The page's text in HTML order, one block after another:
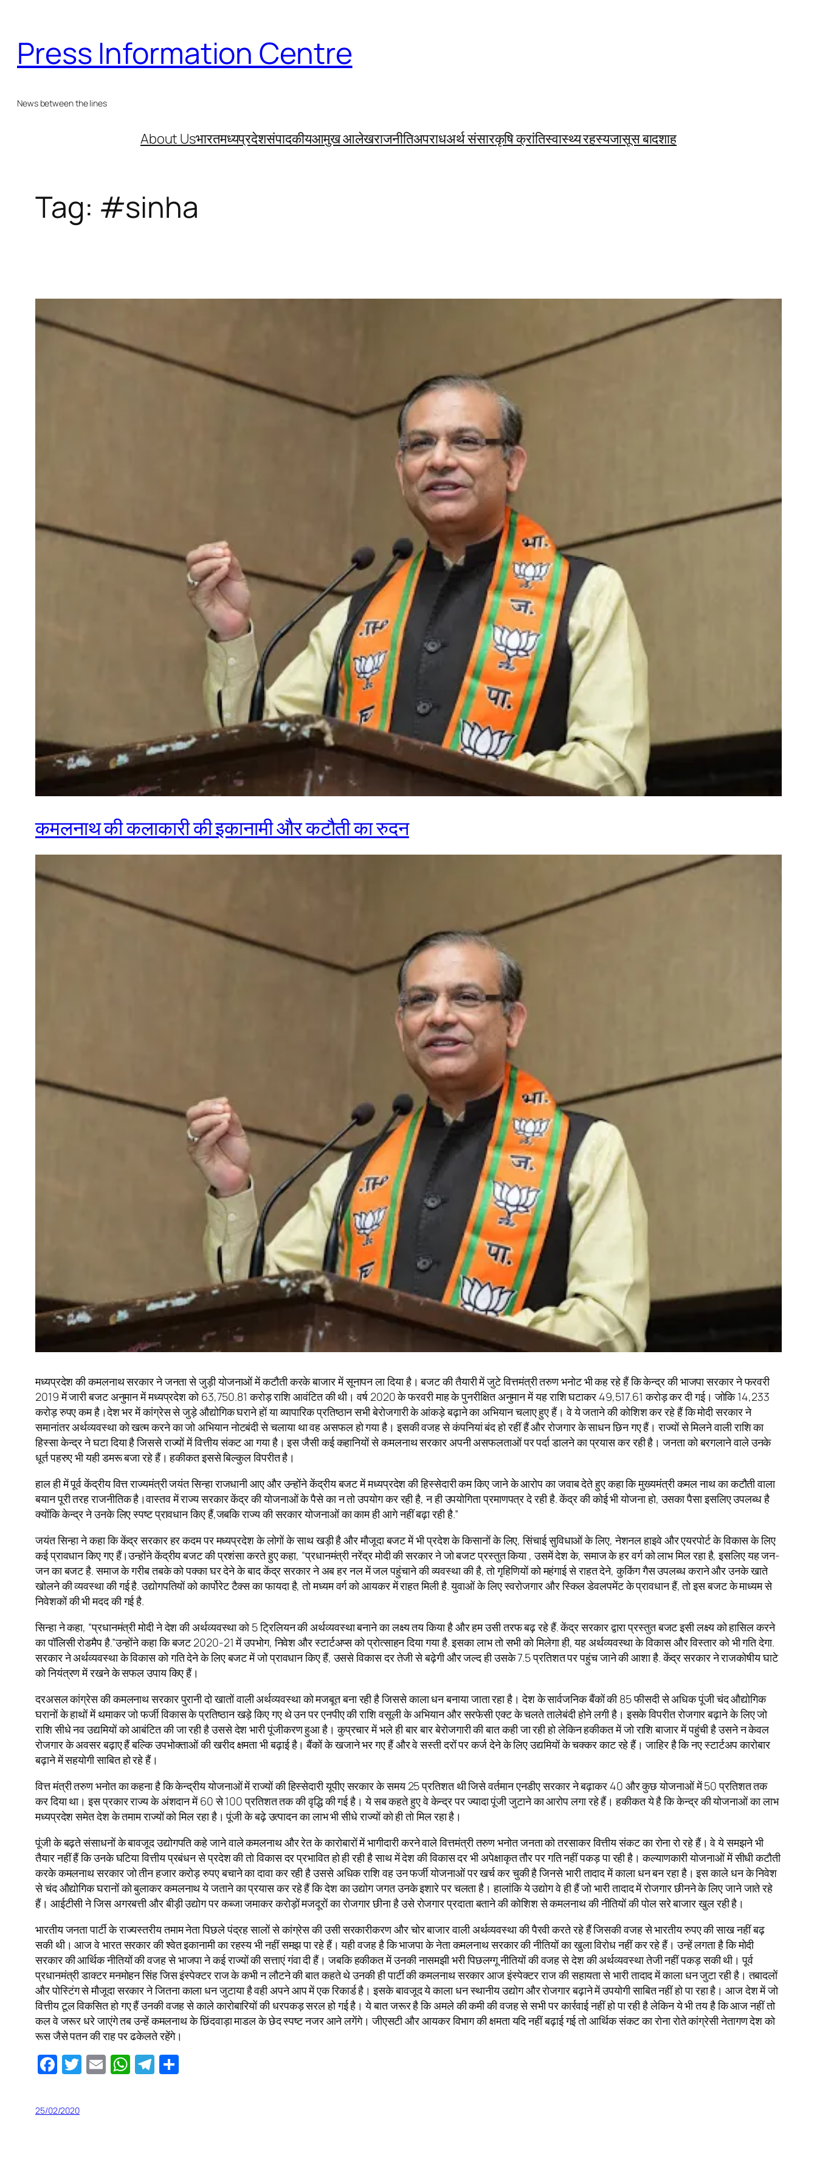
content
Press Information Centre
News between the lines
About Usभारतमध्यप्रदेशसंपादकीयआमुख आलेखराजनीतिअपराधअर्थ संसारकृषि क्रांतिस्वास्थ्य रहस्यजासूस बादशाह
Tag: #sinha
कमलनाथ की कलाकारी की इकानामी और कटौती का रुदन
मध्यप्रदेश की कमलनाथ सरकार ने जनता से जुड़ी योजनाओं में कटौती करके बाजार में सूनापन ला दिया है। बजट की तैयारी में जुटे वित्तमंत्री तरुण भनोट भी कह रहे हैं कि केन्द्र की भाजपा सरकार ने फरवरी
2019 में जारी बजट अनुमान में मध्यप्रदेश को 63,750.81 करोड़ राशि आवंटित की थी। वर्ष 2020 के फरवरी माह के पुनरीक्षित अनुमान में यह राशि घटाकर 49,517.61 करोड़ कर दी गई। जोकि 14,233
करोड़ रुपए कम है।देश भर में कांग्रेस से जुड़े औद्योगिक घराने हों या व्यापारिक प्रतिष्ठान सभी बेरोजगारी के आंकड़े बढ़ाने का अभियान चलाए हुए हैं। वे ये जताने की कोशिश कर रहे हैं कि मोदी सरकार ने
समानांतर अर्थव्यवस्था को खत्म करने का जो अभियान नोटबंदी से चलाया था वह असफल हो गया है। इसकी वजह से कंपनियां बंद हो रहीं हैं और रोजगार के साधन छिन गए हैं। राज्यों से मिलने वाली राशि का
हिस्सा केन्द्र ने घटा दिया है जिससे राज्यों में वित्तीय संकट आ गया है। इस जैसी कई कहानियों से कमलनाथ सरकार अपनी असफलताओं पर पर्दा डालने का प्रयास कर रही है। जनता को बरगलाने वाले उनके
धूर्त पहरुए भी यही डमरू बजा रहे हैं। हकीकत इससे बिल्कुल विपरीत है।
हाल ही में पूर्व केंद्रीय वित्त राज्यमंत्री जयंत सिन्हा राजधानी आए और उन्होंने केंद्रीय बजट में मध्यप्रदेश की हिस्सेदारी कम किए जाने के आरोप का जवाब देते हुए कहा कि मुख्यमंत्री कमल नाथ का कटौती वाला
बयान पूरी तरह राजनीतिक है।वास्तव में राज्य सरकार केंद्र की योजनाओं के पैसे का न तो उपयोग कर रही है, न ही उपयोगिता प्रमाणपत्र दे रही है. केंद्र की कोई भी योजना हो, उसका पैसा इसलिए उपलब्ध है
क्योंकि केन्द्र ने उनके लिए स्पष्ट प्रावधान किए हैं,जबकि राज्य की सरकार योजनाओं का काम ही आगे नहीं बढ़ा रही है.”
जयंत सिन्हा ने कहा कि केंद्र सरकार हर कदम पर मध्यप्रदेश के लोगों के साथ खड़ी है और मौजूदा बजट में भी प्रदेश के किसानों के लिए, सिंचाई सुविधाओं के लिए, नेशनल हाइवे और एयरपोर्ट के विकास के लिए
कई प्रावधान किए गए हैं।उन्होंने केंद्रीय बजट की प्रशंसा करते हुए कहा, “प्रधानमंत्री नरेंद्र मोदी की सरकार ने जो बजट प्रस्तुत किया , उसमें देश के, समाज के हर वर्ग को लाभ मिल रहा है, इसलिए यह जन-
जन का बजट है. समाज के गरीब तबके को पक्का घर देने के बाद केंद्र सरकार ने अब हर नल में जल पहुंचाने की व्यवस्था की है, तो गृहिणियों को महंगाई से राहत देने, कुकिंग गैस उपलब्ध कराने और उनके खाते
खोलने की व्यवस्था की गई है. उद्योगपतियों को कार्पोरेट टैक्स का फायदा है, तो मध्यम वर्ग को आयकर में राहत मिली है. युवाओं के लिए स्वरोजगार और स्किल डेवलपमेंट के प्रावधान हैं, तो इस बजट के माध्यम से
निवेशकों की भी मदद की गई है.
सिन्हा ने कहा, “प्रधानमंत्री मोदी ने देश की अर्थव्यवस्था को 5 ट्रिलियन की अर्थव्यवस्था बनाने का लक्ष्य तय किया है और हम उसी तरफ बढ़ रहे हैं. केंद्र सरकार द्वारा प्रस्तुत बजट इसी लक्ष्य को हासिल करने
का पॉलिसी रोडमैप है.”उन्होंने कहा कि बजट 2020-21 में उपभोग, निवेश और स्टार्टअप्स को प्रोत्साहन दिया गया है. इसका लाभ तो सभी को मिलेगा ही, यह अर्थव्यवस्था के विकास और विस्तार को भी गति देगा.
सरकार ने अर्थव्यवस्था के विकास को गति देने के लिए बजट में जो प्रावधान किए हैं, उससे विकास दर तेजी से बढ़ेगी और जल्द ही उसके 7.5 प्रतिशत पर पहुंच जाने की आशा है. केंद्र सरकार ने राजकोषीय घाटे
को नियंत्रण में रखने के सफल उपाय किए हैं।
दरअसल कांग्रेस की कमलनाथ सरकार पुरानी दो खातों वाली अर्थव्यवस्था को मजबूत बना रही है जिससे काला धन बनाया जाता रहा है। देश के सार्वजनिक बैंकों की 85 फीसदी से अधिक पूंजी चंद औद्योगिक
घरानों के हाथों में थमाकर जो फर्जी विकास के प्रतिष्ठान खड़े किए गए थे उन पर एनपीए की राशि वसूली के अभियान और सरफेसी एक्ट के चलते तालेबंदी होने लगी है। इसके विपरीत रोजगार बढ़ाने के लिए जो
राशि सीधे नव उद्यमियों को आबंटित की जा रही है उससे देश भारी पूंजीकरण हुआ है। कुप्रचार में भले ही बार बार बेरोजगारी की बात कही जा रही हो लेकिन हकीकत में जो राशि बाजार में पहुंची है उसने न केवल
रोजगार के अवसर बढ़ाए हैं बल्कि उपभोक्ताओं की खरीद क्षमता भी बढ़ाई है। बैंकों के खजाने भर गए हैं और वे सस्ती दरों पर कर्ज देने के लिए उद्यमियों के चक्कर काट रहे हैं। जाहिर है कि नए स्टार्टअप कारोबार
बढ़ाने में सहयोगी साबित हो रहे हैं।
वित्त मंत्री तरुण भनोत का कहना है कि केन्द्रीय योजनाओं में राज्यों की हिस्सेदारी यूपीए सरकार के समय 25 प्रतिशत थी जिसे वर्तमान एनडीए सरकार ने बढ़ाकर 40 और कुछ योजनाओं में 50 प्रतिशत तक
कर दिया था। इस प्रकार राज्य के अंशदान में 60 से 100 प्रतिशत तक की वृद्धि की गई है। ये सब कहते हुए वे केन्द्र पर ज्यादा पूंजी जुटाने का आरोप लगा रहे हैं। हकीकत ये है कि केन्द्र की योजनाओं का लाभ
मध्यप्रदेश समेत देश के तमाम राज्यों को मिल रहा है। पूंजी के बढ़े उत्पादन का लाभ भी सीधे राज्यों को ही तो मिल रहा है।
पूंजी के बढ़ते संसाधनों के बावजूद उद्योगपति कहे जाने वाले कमलनाथ और रेत के कारोबारों में भागीदारी करने वाले वित्तमंत्री तरुण भनोत जनता को तरसाकर वित्तीय संकट का रोना रो रहे हैं। वे ये समझने भी
तैयार नहीं हैं कि उनके घटिया वित्तीय प्रबंधन से प्रदेश की तो विकास दर प्रभावित हो ही रही है साथ में देश की विकास दर भी अपेक्षाकृत तौर पर गति नहीं पकड़ पा रही है। कल्याणकारी योजनाओं में सीधी कटौती
करके कमलनाथ सरकार जो तीन हजार करोड़ रुपए बचाने का दावा कर रही है उससे अधिक राशि वह उन फर्जी योजनाओं पर खर्च कर चुकी है जिनसे भारी तादाद में काला धन बन रहा है। इस काले धन के निवेश
से चंद औद्योगिक घरानों को बुलाकर कमलनाथ ये जताने का प्रयास कर रहे हैं कि देश का उद्योग जगत उनके इशारे पर चलता है। हालांकि ये उद्योग वे ही हैं जो भारी तादाद में रोजगार छीनने के लिए जाने जाते रहे
हैं। आईटीसी ने जिस अगरबत्ती और बीड़ी उद्योग पर कब्जा जमाकर करोड़ों मजदूरों का रोजगार छीना है उसे रोजगार प्रदाता बताने की कोशिश से कमलनाथ की नीतियों की पोल सरे बाजार खुल रही है।
भारतीय जनता पार्टी के राज्यस्तरीय तमाम नेता पिछले पंद्रह सालों से कांग्रेस की उसी सरकारीकरण और चोर बाजार वाली अर्थव्यवस्था की पैरवी करते रहे हैं जिसकी वजह से भारतीय रुपए की साख नहीं बढ़
सकी थी। आज वे भारत सरकार की श्वेत इकानामी का रहस्य भी नहीं समझ पा रहे हैं। यही वजह है कि भाजपा के नेता कमलनाथ सरकार की नीतियों का खुला विरोध नहीं कर रहे हैं। उन्हें लगता है कि मोदी
सरकार की आर्थिक नीतियों की वजह से भाजपा ने कई राज्यों की सत्ताएं गंवा दी हैं। जबकि हकीकत में उनकी नासमझी भरी पिछलग्गू नीतियों की वजह से देश की अर्थव्यवस्था तेजी नहीं पकड़ सकी थी। पूर्व
प्रधानमंत्री डाक्टर मनमोहन सिंह जिस इंस्पेक्टर राज के कभी न लौटने की बात कहते थे उनकी ही पार्टी की कमलनाथ सरकार आज इंस्पेक्टर राज की सहायता से भारी तादाद में काला धन जुटा रही है। तबादलों
और पोस्टिंग से मौजूदा सरकार ने जितना काला धन जुटाया है वही अपने आप में एक रिकार्ड है। इसके बावजूद ये काला धन स्थानीय उद्योग और रोजगार बढ़ाने में उपयोगी साबित नहीं हो पा रहा है। आज देश में जो
वित्तीय टूल विकसित हो गए हैं उनकी वजह से काले कारोबारियों की धरपकड़ सरल हो गई है। ये बात जरूर है कि अमले की कमी की वजह से सभी पर कार्रवाई नहीं हो पा रही है लेकिन ये भी तय है कि आज नहीं तो
कल वे जरूर धरे जाएंगे तब उन्हें कमलनाथ के छिंदवाड़ा माडल के छेद स्पष्ट नजर आने लगेंगे। जीएसटी और आयकर विभाग की क्षमता यदि नहीं बढ़ाई गई तो आर्थिक संकट का रोना रोते कांग्रेसी नेतागण देश को
रूस जैसे पतन की राह पर ढकेलते रहेंगे।
Facebook
Twitter
EmailWhatsApp
Telegram
25/02/2020